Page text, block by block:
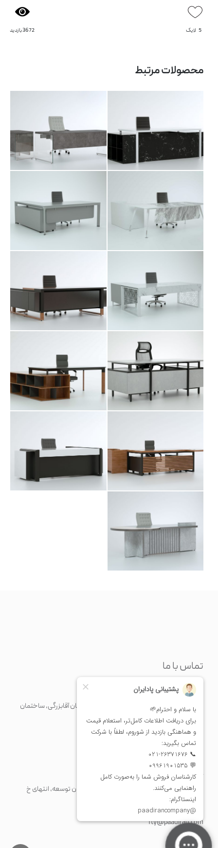
5 لایک 3672 بازدید
محصولات مرتبط
میز مدیریت تیما میز مدیریت داویت
میز مدیریت راسن میز مدیریت سایا
میز مدیریت شباک میز مدیریت مرتا
میز مدیریت نیتل میز مدیریت هوبو
میز مدیریت یادا
تماس با ما
دفتر مرکزی
تهران، خیابان مرتضی فیاضی (فرشته)، روبرو خیابان آقابزرگی، ساختمان
نسل، پلاک 70، طبقه 5
+98 21 43375
+982126371676
info@paadiran.com
کارخانه
شهرک صنعتی پرند، خیابان فن آوری جنوبی، میدان توسعه، انتهای خ
مریم، پلاک 1
+98 21 56 41 92 13
fty@paadiran.com